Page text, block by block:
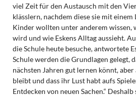
viel Zeit für den Austausch mit den
klässlern, nachdem diese sie mit
Kinder wollten unter anderem wissen,
wird und wie Eskens Alltag aussieht.
die Schule heute besuche, antwortete
Schule werden die Grundlagen gelegt,
nächsten Jahren gut lernen könnt,
bleibt und dass ihr Lust habt aufs
Entdecken von neuen Sachen.“